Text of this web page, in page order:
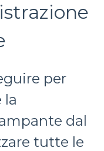
per
la
dal
tutte le